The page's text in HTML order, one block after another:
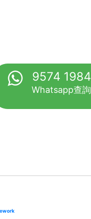
9574 1984
Whatsapp查詢